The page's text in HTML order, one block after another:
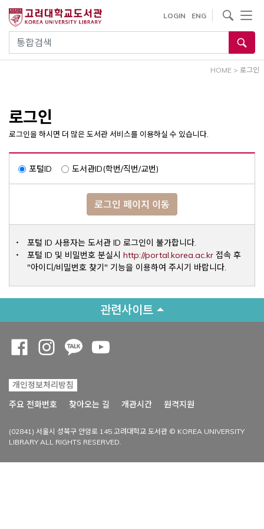
건
통합검색
LOGIN ENG
사이트내 검색
HOME > 로그인
로그인
로그인을 하시면 더 많은 도서관 서비스를 이용하실 수 있습니다.
포털ID 도서관ID(학번/직번/교번)
로그인 페이지 이동
포털 ID 사용자는 도서관 ID 로그인이 불가합니다.
포털 ID 및 비밀번호 분실시 http://portal.korea.ac.krOpens a
접속 후
"아이디/비밀번호 찾기" 기능을 이용하여 주시기 바랍니다.
관련사이트
개인정보처리방침
주요 전화번호
찾아오는 길 개관시간 원격지원
(02841) 서울시 성북구 안암로 145 고려대학교 도서관 © KOREA UNIVERSITY
LIBRARY ALL RIGHTS RESERVED.
Opens a new window
Opens a new window
Opens a new window